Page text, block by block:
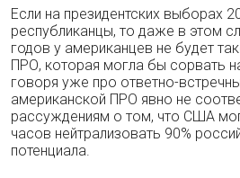
Если на президентских выборах
республиканцы, то даже в этом
годов у американцев не будет
ПРО, которая могла бы сорвать
говоря уже про ответно-
американской ПРО явно не
рассуждениям о том, что США
часов нейтрализовать 90%
потенциала.